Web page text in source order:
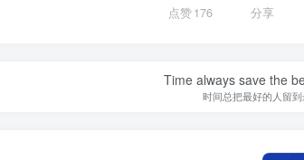
点赞176 分享
Time always save the
时间总把最好的人留